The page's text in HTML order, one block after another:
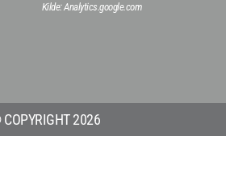
Kilde: Analytics.google.com
2026